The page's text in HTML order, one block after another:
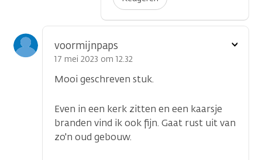
voormijnpaps
17 mei 2023 om 12.32
Mooi geschreven stuk.
Even in een kerk zitten en een kaarsje
branden vind ik ook fijn. Gaat rust uit van
zo'n oud gebouw.
Toon